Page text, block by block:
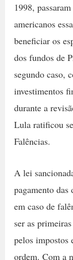
1998, passaram
americanos
beneficiar os
dos fundos de
segundo caso,
investimentos
durante a
Lula ratificou
Falências.
A lei
pagamento
em caso de
ser as
pelos impostos
ordem. Com a